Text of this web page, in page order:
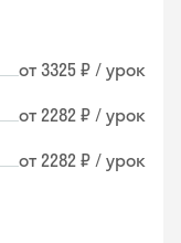
от 3325 ₽ / урок
от 2282 ₽ / урок
от 2282 ₽ / урок